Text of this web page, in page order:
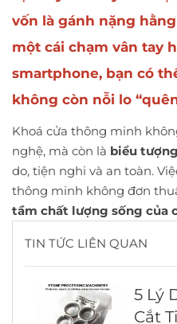
vốn là gánh nặng
một cái chạm vân tay
smartphone, bạn có
không còn nỗi lo
Khoá cửa thông minh
nghệ, mà còn là biểu
do, tiện nghi và an toàn.
thông minh không đơn
tầm chất lượng sống của
TIN TỨC LIÊN QUAN
5 Lý
Cắt